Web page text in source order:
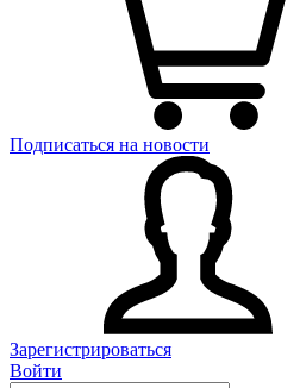
Подписаться на новости
Зарегистрироваться
Войти